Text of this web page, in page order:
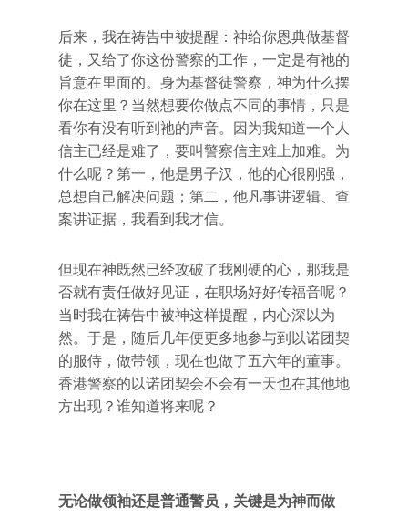
后来，我在祷告中被提醒：神给你恩典做基督
徒，又给了你这份警察的工作，一定是有祂的
旨意在里面的。身为基督徒警察，神为什么摆
你在这里？当然想要你做点不同的事情，只是
看你有没有听到祂的声音。因为我知道一个人
信主已经是难了，要叫警察信主难上加难。为
什么呢？第一，他是男子汉，他的心很刚强，
总想自己解决问题；第二，他凡事讲逻辑、查
案讲证据，我看到我才信。
但现在神既然已经攻破了我刚硬的心，那我是
否就有责任做好见证，在职场好好传福音呢？
当时我在祷告中被神这样提醒，内心深以为
然。于是，随后几年便更多地参与到以诺团契
的服侍，做带领，现在也做了五六年的董事。
香港警察的以诺团契会不会有一天也在其他地
方出现？谁知道将来呢？
无论做领袖还是普通警员，关键是为神而做